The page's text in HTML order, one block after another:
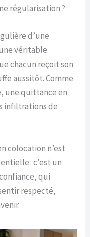
régularisation ?
d’une
véritable
chacun reçoit son
aussitôt. Comme
une quittance en
infiltrations de
colocation n’est
: c’est un
qui
respecté,